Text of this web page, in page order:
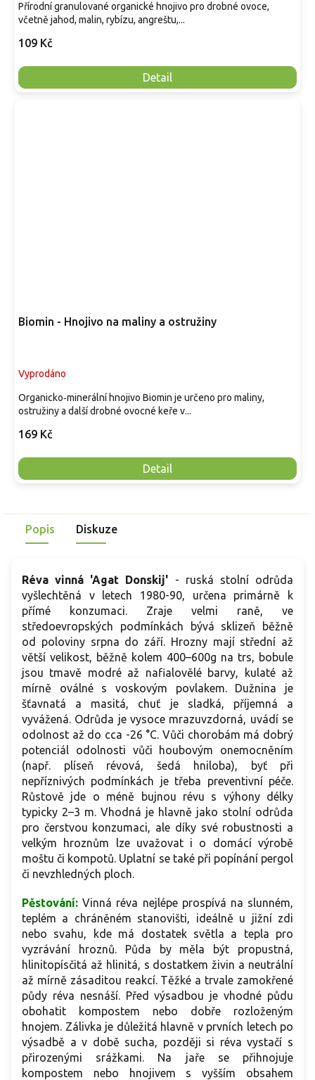
109 Kč
Detail
Přírodní granulované organické hnojivo pro drobné ovoce,
včetně jahod, malin, rybízu, angreštu,...
Biomin - Hnojivo na maliny a ostružiny
Vyprodáno
169 Kč
Detail
Organicko‑minerální hnojivo Biomin je určeno pro maliny,
ostružiny a další drobné ovocné keře v...
Popis Diskuze
Réva vinná 'Agat Donskij' - ruská stolní odrůda
vyšlechtěná v letech 1980-90, určena primárně k
přímé konzumaci. Zraje velmi raně, ve
středoevropských podmínkách bývá sklizeň běžně
od poloviny srpna do září. Hrozny mají střední až
větší velikost, běžně kolem 400–600g na trs, bobule
jsou tmavě modré až nafialovělé barvy, kulaté až
mírně oválné s voskovým povlakem. Dužnina je
šťavnatá a masitá, chuť je sladká, příjemná a
vyvážená. Odrůda je vysoce mrazuvzdorná, uvádí se
odolnost až do cca -26 °C. Vůči chorobám má dobrý
potenciál odolnosti vůči houbovým onemocněním
(např. plíseň révová, šedá hniloba), byť při
nepříznivých podmínkách je třeba preventivní péče.
Růstově jde o méně bujnou révu s výhony délky
typicky 2–3 m. Vhodná je hlavně jako stolní odrůda
pro čerstvou konzumaci, ale díky své robustnosti a
velkým hroznům lze uvažovat i o domácí výrobě
moštu či kompotů. Uplatní se také při popínání pergol
či nevzhledných ploch.
Pěstování:Vinná réva nejlépe prospívá na slunném,
teplém a chráněném stanovišti, ideálně u jižní zdi
nebo svahu, kde má dostatek světla a tepla pro
vyzrávání hroznů. Půda by měla být propustná,
hlinitopísčitá až hlinitá, s dostatkem živin a neutrální
až mírně zásaditou reakcí. Těžké a trvale zamokřené
půdy réva nesnáší. Před výsadbou je vhodné půdu
obohatit kompostem nebo dobře rozloženým
hnojem. Zálivka je důležitá hlavně v prvních letech po
výsadbě a v době sucha, později si réva vystačí s
přirozenými srážkami. Na jaře se přihnojuje
kompostem nebo hnojivem s vyšším obsahem